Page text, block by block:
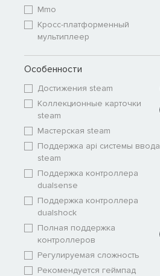
Mmo
Кросс-платформенный
мультиплеер
Особенности
Достижения steam
Коллекционные карточки
steam
Мастерская steam
Поддержка api системы ввода
steam
Поддержка контроллера
dualsense
Поддержка контроллера
dualshock
Полная поддержка
контроллеров
Регулируемая сложность
Рекомендуется геймпад